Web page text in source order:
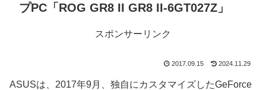
プPC「ROG GR8 II GR8 II-6GT027Z」
スポンサーリンク
2017.09.15 2024.11.29
ASUSは、2017年9月、独自にカスタマイズしたGeForce